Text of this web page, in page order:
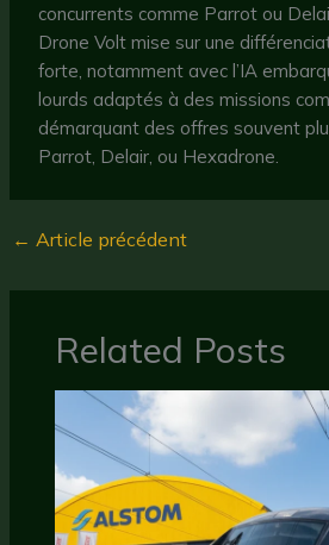
concurrents comme Parrot ou
Drone Volt mise sur une
forte, notamment avec l’IA
lourds adaptés à des missions
démarquant des offres souvent
Parrot, Delair, ou Hexadrone.
← Article précédent
Related Posts